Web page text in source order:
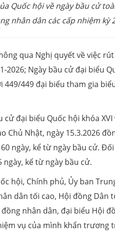
Quốc hội về ngày bầu cử
nhân dân các cấp nhiệm kỳ
qua Nghị quyết về việc
2026; Ngày bầu cử đại biểu
449/449 đại biểu tham gia
đại biểu Quốc hội khóa
Chủ Nhật, ngày 15.3.2026
ngày, kể từ ngày bầu cử.
kể từ ngày bầu cử.
hội, Chính phủ, Ủy ban
dân tối cao, Hội đồng Dân
nhân dân, đại biểu Hội
vụ của mình khẩn trương